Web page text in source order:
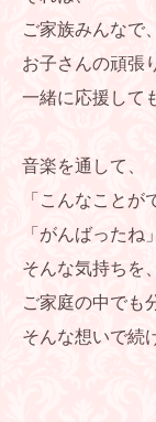
ご家族みんなで、
お子さんの頑張
一緒に応援して
音楽を通して、
「こんなことが
「がんばったね」
そんな気持ちを、
ご家庭の中でも
そんな想いで続